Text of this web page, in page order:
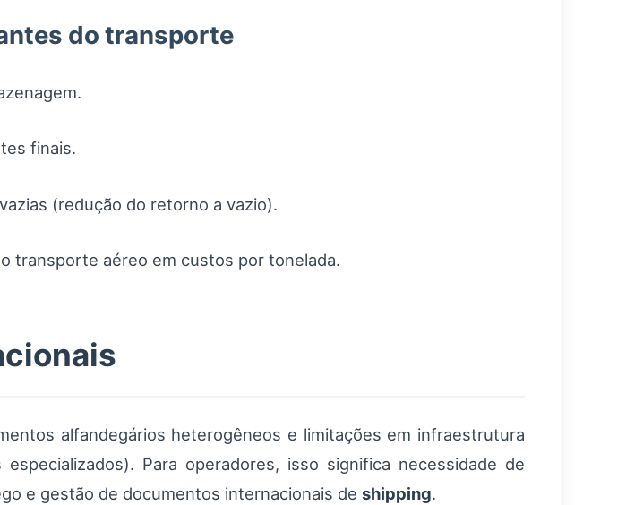
do transporte
finais.
(redução do retorno a vazio).
transporte aéreo em custos por tonelada.
alfandegários heterogêneos e limitações em infraestrutura
Para operadores, isso significa necessidade de
e gestão de documentos internacionais de shipping.